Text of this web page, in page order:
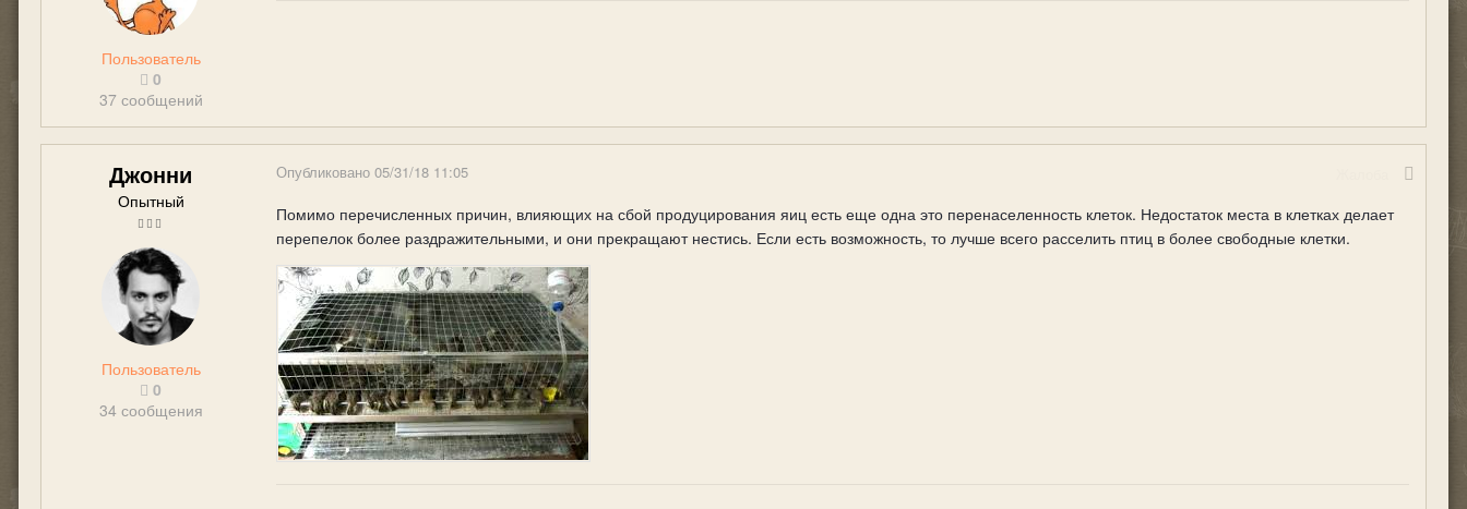
Пользователь
0
37 сообщений
Джонни
Опытный
Пользователь
0
34 сообщения
Опубликовано 05/31/18 11:05
Помимо перечисленных причин, влияющих на сбой продуцирования яиц есть еще одна это перенаселенность клеток. Недостаток места в клетках делает
перепелок более раздражительными, и они прекращают нестись. Если есть возможность, то лучше всего расселить птиц в более свободные клетки.